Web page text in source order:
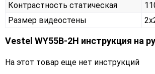
Контрастность статическая
Размер видеостены
Vestel WY55B-2H инструкция на
На этот товар еще нет инструкций